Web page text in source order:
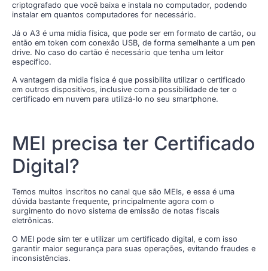
criptografado que você baixa e instala no computador, podendo
instalar em quantos computadores for necessário.
Já o A3 é uma mídia física, que pode ser em formato de cartão, ou
então em token com conexão USB, de forma semelhante a um pen
drive. No caso do cartão é necessário que tenha um leitor
específico.
A vantagem da mídia física é que possibilita utilizar o certificado
em outros dispositivos, inclusive com a possibilidade de ter o
certificado em nuvem para utilizá-lo no seu smartphone.
MEI precisa ter Certificado
Digital?
Temos muitos inscritos no canal que são MEIs, e essa é uma
dúvida bastante frequente, principalmente agora com o
surgimento do novo sistema de emissão de notas fiscais
eletrônicas.
O MEI pode sim ter e utilizar um certificado digital, e com isso
garantir maior segurança para suas operações, evitando fraudes e
inconsistências.